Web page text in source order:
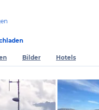
Bilder Hotels